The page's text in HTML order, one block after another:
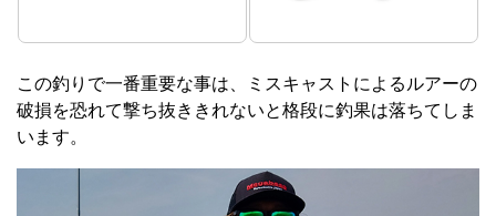
この釣りで一番重要な事は、ミスキャストによるルアーの
破損を恐れて撃ち抜ききれないと格段に釣果は落ちてしま
います。